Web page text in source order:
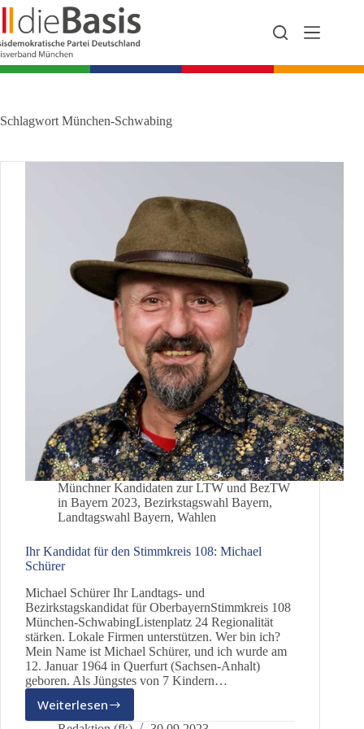
Zum
Inhalt
springen
Schlagwort München-Schwabing
Münchner Kandidaten zur LTW und BezTW
in Bayern 2023, Bezirkstagswahl Bayern,
Landtagswahl Bayern, Wahlen
Ihr Kandidat für den Stimmkreis 108: Michael
Schürer
Michael Schürer Ihr Landtags- und
Bezirkstagskandidat für OberbayernStimmkreis 108
München-SchwabingListenplatz 24 Regionalität
stärken. Lokale Firmen unterstützen. Wer bin ich?
Mein Name ist Michael Schürer, und ich wurde am
12. Januar 1964 in Querfurt (Sachsen-Anhalt)
geboren. Als Jüngstes von 7 Kindern…
Weiterlesen
Ihr